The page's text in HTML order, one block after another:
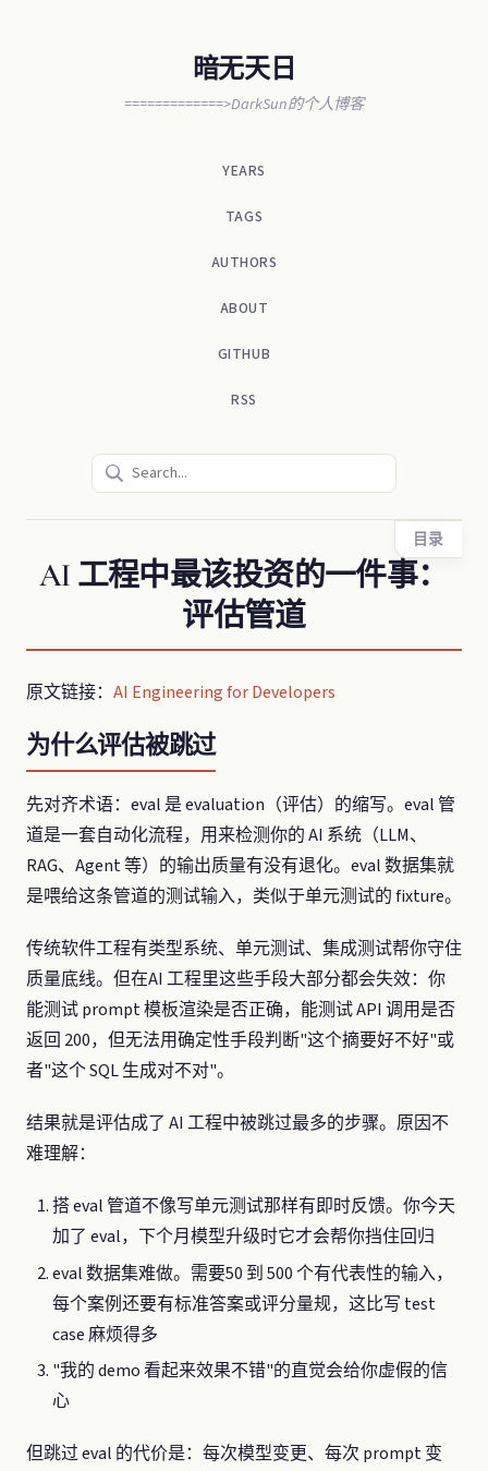
暗无天日
=============>DarkSun的个人博客
YEARS
TAGS
AUTHORS
ABOUT
GITHUB
RSS
AI 工程中最该投资的一件事：
评估管道
目录
原文链接： AI Engineering for Developers
为什么评估被跳过
先对齐术语：eval 是 evaluation（评估）的缩写。eval 管
道是一套自动化流程，用来检测你的 AI 系统（LLM、
RAG、Agent 等）的输出质量有没有退化。eval 数据集就
是喂给这条管道的测试输入，类似于单元测试的 fixture。
传统软件工程有类型系统、单元测试、集成测试帮你守住
质量底线。但在AI 工程里这些手段大部分都会失效：你
能测试 prompt 模板渲染是否正确，能测试 API 调用是否
返回 200，但无法用确定性手段判断"这个摘要好不好"或
者"这个 SQL 生成对不对"。
结果就是评估成了 AI 工程中被跳过最多的步骤。原因不
难理解：
搭 eval 管道不像写单元测试那样有即时反馈。你今天
加了 eval，下个月模型升级时它才会帮你挡住回归
eval 数据集难做。需要50 到 500 个有代表性的输入，
每个案例还要有标准答案或评分量规，这比写 test
case 麻烦得多
"我的 demo 看起来效果不错"的直觉会给你虚假的信
心
但跳过 eval 的代价是：每次模型变更、每次 prompt 变